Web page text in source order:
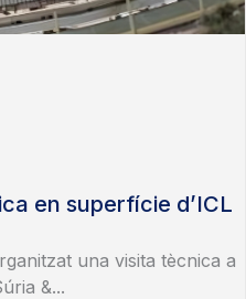
en superfície d’ICL
una visita tècnica a
&...